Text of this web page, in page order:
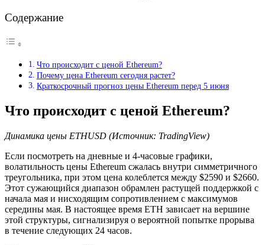
Содержание
Что происходит с ценой Ethereum?
Почему цена Ethereum сегодня растет?
Краткосрочный прогноз цены Ethereum перед 5 июня
Что происходит с ценой Ethereum?
Динамика цены ETHUSD (Источник: TradingView)
Если посмотреть на дневные и 4-часовые графики,
волатильность цены Ethereum сжалась внутри симметричного
треугольника, при этом цена колеблется между $2590 и $2660.
Этот сужающийся диапазон обрамлен растущей поддержкой с
начала мая и нисходящим сопротивлением с максимумов
середины мая. В настоящее время ETH зависает на вершине
этой структуры, сигнализируя о вероятной попытке прорыва
в течение следующих 24 часов.